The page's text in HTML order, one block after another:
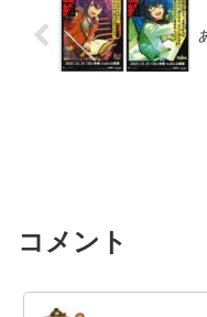
コメント